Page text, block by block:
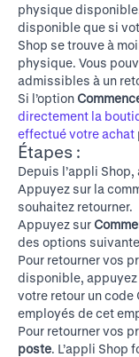
physique
disponible que si
Shop se trouve à
physique. Vous
admissibles à un
Si l’option
directement la
effectué votre achat
Étapes :
Depuis l’appli Shop,
Appuyez sur la
souhaitez retourner.
Appuyez sur
des options
Pour retourner vos
disponible, appuyez
votre retour un code
employés de cet
Pour retourner vos
poste. L’appli Shop